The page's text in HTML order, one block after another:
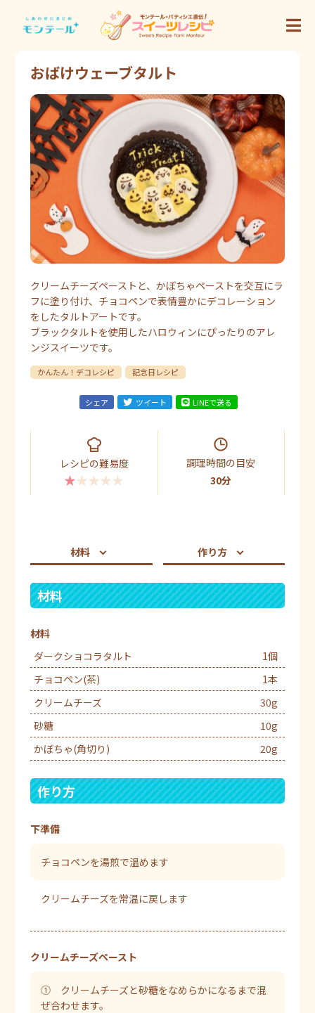
おばけウェーブタルト
クリームチーズペーストと、かぼちゃペーストを交互にラ
フに塗り付け、チョコペンで表情豊かにデコレーション
をしたタルトアートです。
ブラックタルトを使用したハロウィンにぴったりのアレ
ンジスイーツです。
かんたん！デコレシピ 記念日レシピ
シェア ツイート LINEで送る
レシピの難易度
★★★★★
調理時間の目安
30分
材料 作り方
材料
材料
ダークショコラタルト
1個
チョコペン(茶)
1本
クリームチーズ
30g
砂糖
10g
かぼちゃ(角切り)
20g
作り方
下準備
チョコペンを湯煎で温めます
クリームチーズを常温に戻します
クリームチーズペースト
① クリームチーズと砂糖をなめらかになるまで混
ぜ合わせます。